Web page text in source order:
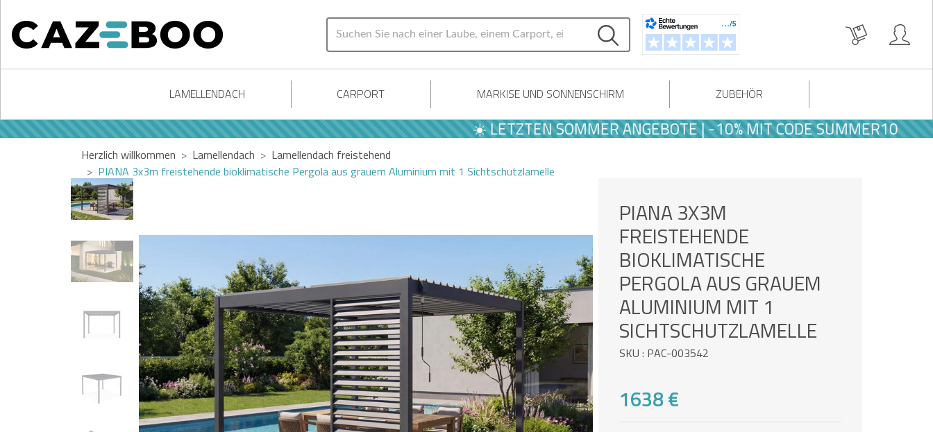
LAMELLENDACH CARPORT MARKISE UND SONNENSCHIRM ZUBEHÖR
☀️ LETZTEN SOMMER ANGEBOTE | -10% MIT CODE SUMMER10
Herzlich willkommen Lamellendach
Lamellendach freistehend
PIANA 3x3m freistehende bioklimatische Pergola aus grauem Aluminium mit 1 Sichtschutzlamelle
PIANA 3X3M
FREISTEHENDE
BIOKLIMATISCHE
PERGOLA AUS GRAUEM
ALUMINIUM MIT 1
SICHTSCHUTZLAMELLE
SKU : PAC-003542
1638 €